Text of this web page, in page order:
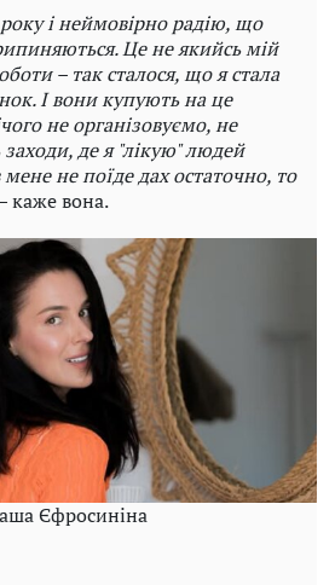
і неймовірно радію, що
Це не якийсь мій
– так сталося, що я стала
І вони купують на це
не організовуємо, не
де я "лікую" людей
не поїде дах остаточно, то
каже вона.
Єфросиніна